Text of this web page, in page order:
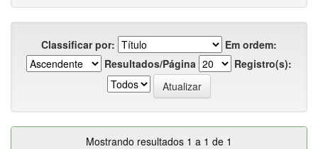
Classificar por:
Em ordem:
Resultados/Página
Registro(s):
Mostrando resultados 1 a 1 de 1